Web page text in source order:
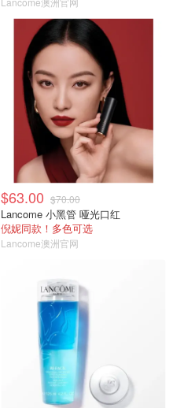
$63.00 $70.00
Lancome 小黑管 哑光口红
倪妮同款！多色可选
Lancome澳洲官网